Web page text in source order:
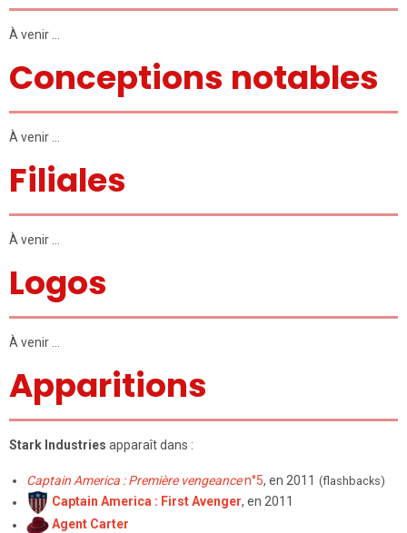
À venir …
Conceptions notables
À venir …
Filiales
À venir …
Logos
À venir …
Apparitions
Stark Industries apparaît dans :
Captain America : Première vengeancen°5, en 2011 (flashbacks)
Captain America : First Avenger, en 2011
Agent Carter